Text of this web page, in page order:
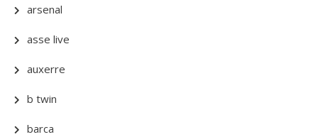
arsenal
asse live
auxerre
b twin
barca